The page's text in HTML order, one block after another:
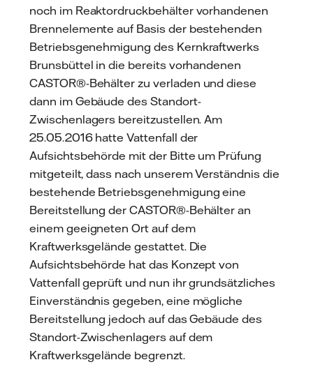
noch im Reaktordruckbehälter vorhandenen
Brennelemente auf Basis der bestehenden
Betriebsgenehmigung des Kernkraftwerks
Brunsbüttel in die bereits vorhandenen
CASTOR®-Behälter zu verladen und diese
dann im Gebäude des Standort-
Zwischenlagers bereitzustellen. Am
25.05.2016 hatte Vattenfall der
Aufsichtsbehörde mit der Bitte um Prüfung
mitgeteilt, dass nach unserem Verständnis die
bestehende Betriebsgenehmigung eine
Bereitstellung der CASTOR®-Behälter an
einem geeigneten Ort auf dem
Kraftwerksgelände gestattet. Die
Aufsichtsbehörde hat das Konzept von
Vattenfall geprüft und nun ihr grundsätzliches
Einverständnis gegeben, eine mögliche
Bereitstellung jedoch auf das Gebäude des
Standort-Zwischenlagers auf dem
Kraftwerksgelände begrenzt.